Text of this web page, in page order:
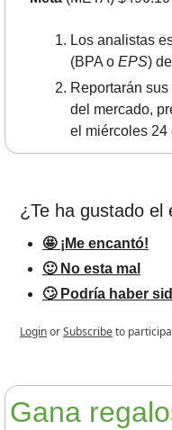
Los analistas
(BPA o EPS)
Reportarán
del mercado,
el miércoles 24
¿Te ha gustado el
🤩 ¡Me encantó!
🙂 No esta mal
🙄 Podría haber
LoginorSubscribeto
Gana